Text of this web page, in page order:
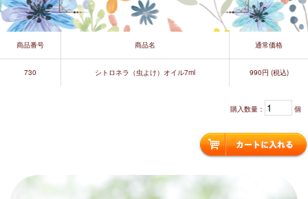
商品番号 商品名 通常価格
730 シトロネラ（虫よけ）オイル7ml 990円 (税込)
購入数量： 個